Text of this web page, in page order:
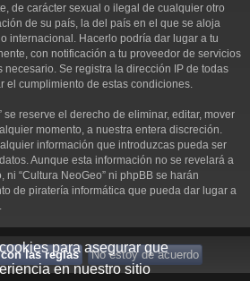
para asegurar que
en nuestro sitio
de carácter sexual o ilegal de cualquier otro
de su país, la del país en el que se aloja
internacional. Hacerlo podría dar lugar a tu
con notificación a tu proveedor de servicios
necesario. Se registra la dirección IP de todas
el cumplimiento de estas condiciones.
se reserve el derecho de eliminar, editar, mover
momento, a nuestra entera discreción.
información que introduzcas pueda ser
Aunque esta información no se revelará a
ni “Cultura NeoGeo” ni phpBB se harán
de piratería informática que pueda dar lugar a